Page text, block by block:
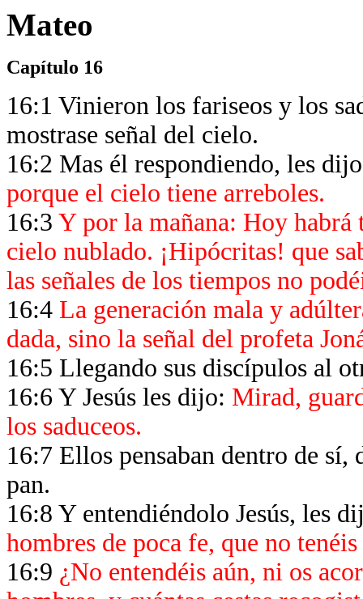
Mateo
Capítulo 16
16:1 Vinieron los fariseos y los
mostrase señal del cielo.
16:2 Mas él respondiendo, les
porque el cielo tiene arreboles.
16:3 Y por la mañana: Hoy habrá
cielo nublado. ¡Hipócritas! que
las señales de los tiempos no
16:4 La generación mala y
dada, sino la señal del profeta
16:5 Llegando sus discípulos al
16:6 Y Jesús les dijo: Mirad,
los saduceos.
16:7 Ellos pensaban dentro de
pan.
16:8 Y entendiéndolo Jesús, les
hombres de poca fe, que no
16:9 ¿No entendéis aún, ni os